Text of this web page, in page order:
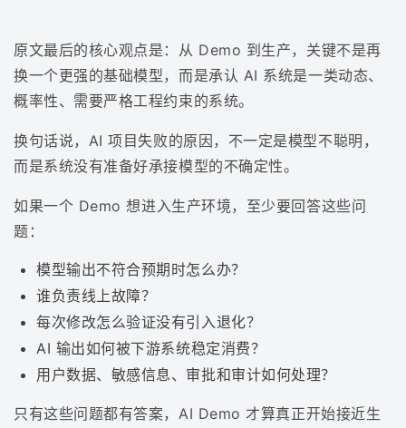
原文最后的核心观点是：从 Demo 到生产，关键不是再
换一个更强的基础模型，而是承认 AI 系统是一类动态、
概率性、需要严格工程约束的系统。
换句话说，AI 项目失败的原因，不一定是模型不聪明，
而是系统没有准备好承接模型的不确定性。
如果一个 Demo 想进入生产环境，至少要回答这些问
题：
模型输出不符合预期时怎么办？
谁负责线上故障？
每次修改怎么验证没有引入退化？
AI 输出如何被下游系统稳定消费？
用户数据、敏感信息、审批和审计如何处理？
只有这些问题都有答案，AI Demo 才算真正开始接近生